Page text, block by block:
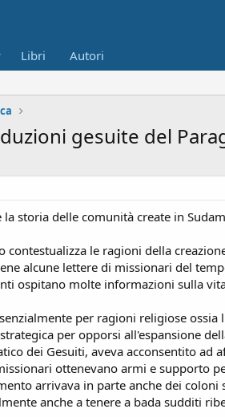
Libri Autori
gesuite del
storia delle comunità create in
contestualizza le ragioni della
alcune lettere di missionari del
ospitano molte informazioni sulla
per ragioni religiose
per opporsi all'espansione
dei Gesuiti, aveva acconsentito ad
ottenevano armi e supporto
arrivava in parte anche dei
anche a tenere a bada sudditi